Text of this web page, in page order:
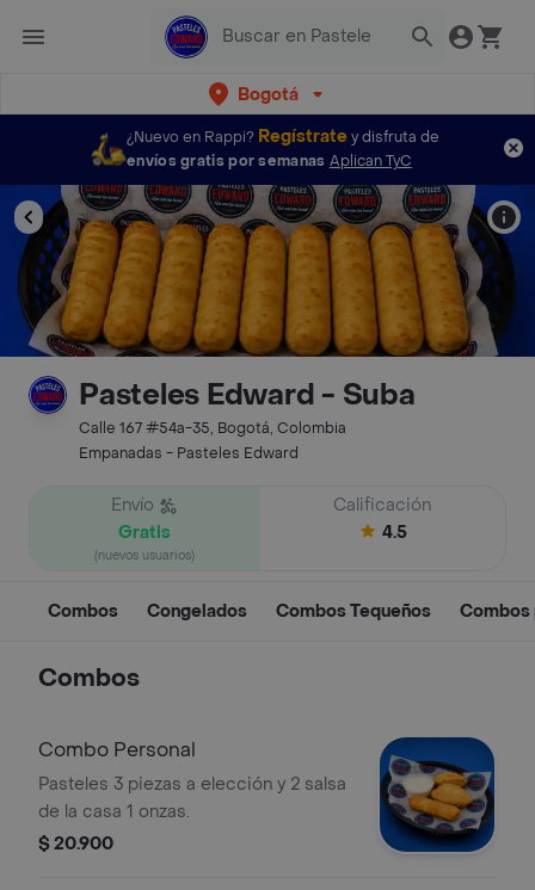
Bogotá
¿Nuevo en Rappi? Regístratey disfruta de
envíos gratis por semanas Aplican TyC
Pasteles Edward - Suba
Calle 167 #54a-35, Bogotá, Colombia
Empanadas - Pasteles Edward
Envío
Gratis
(nuevos usuarios)
Calificación
4.5
Combos Congelados Combos Tequeños
Combos
Combo Personal
Pasteles 3 piezas a elección y 2 salsa
de la casa 1 onzas.
$ 20.900